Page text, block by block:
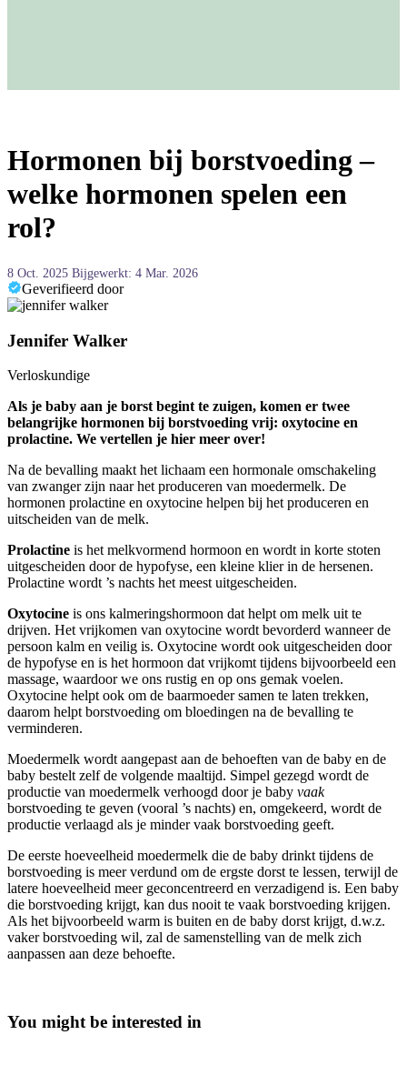
Hormonen bij borstvoeding –
welke hormonen spelen een
rol?
8 Oct. 2025 Bijgewerkt: 4 Mar. 2026
Geverifieerd door
Jennifer Walker
Verloskundige
Als je baby aan je borst begint te zuigen, komen er twee
belangrijke hormonen bij borstvoeding vrij: oxytocine en
prolactine. We vertellen je hier meer over!
Na de bevalling maakt het lichaam een hormonale omschakeling
van zwanger zijn naar het produceren van moedermelk. De
hormonen prolactine en oxytocine helpen bij het produceren en
uitscheiden van de melk.
Prolactine is het melkvormend hormoon en wordt in korte stoten
uitgescheiden door de hypofyse, een kleine klier in de hersenen.
Prolactine wordt ’s nachts het meest uitgescheiden.
Oxytocine is ons kalmeringshormoon dat helpt om melk uit te
drijven. Het vrijkomen van oxytocine wordt bevorderd wanneer de
persoon kalm en veilig is. Oxytocine wordt ook uitgescheiden door
de hypofyse en is het hormoon dat vrijkomt tijdens bijvoorbeeld een
massage, waardoor we ons rustig en op ons gemak voelen.
Oxytocine helpt ook om de baarmoeder samen te laten trekken,
daarom helpt borstvoeding om bloedingen na de bevalling te
verminderen.
Moedermelk wordt aangepast aan de behoeften van de baby en de
baby bestelt zelf de volgende maaltijd. Simpel gezegd wordt de
productie van moedermelk verhoogd door je baby vaak
borstvoeding te geven (vooral ’s nachts) en, omgekeerd, wordt de
productie verlaagd als je minder vaak borstvoeding geeft.
De eerste hoeveelheid moedermelk die de baby drinkt tijdens de
borstvoeding is meer verdund om de ergste dorst te lessen, terwijl de
latere hoeveelheid meer geconcentreerd en verzadigend is. Een baby
die borstvoeding krijgt, kan dus nooit te vaak borstvoeding krijgen.
Als het bijvoorbeeld warm is buiten en de baby dorst krijgt, d.w.z.
vaker borstvoeding wil, zal de samenstelling van de melk zich
aanpassen aan deze behoefte.
You might be interested in